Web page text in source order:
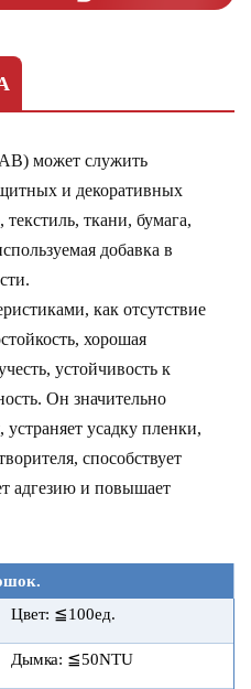
может служить
и декоративных
ткани, бумага,
добавка в
как отсутствие
хорошая
устойчивость к
Он значительно
усадку пленки,
способствует
адгезию и повышает
Цвет: ≦100ед.
Дымка: ≦50NTU